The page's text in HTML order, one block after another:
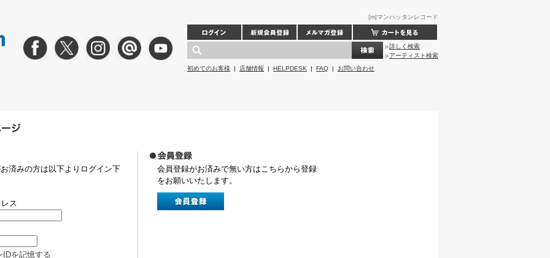
[m]マンハッタンレコード
詳しく検索
アーティスト検索
初めてのお客様 | 店舗情報 | HELPDESK | FAQ | お問い合わせ
済みの方は以下よりログイン下
ス
IDを記憶する
会員登録がお済みで無い方はこちらから登録
をお願いいたします。